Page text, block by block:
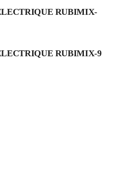
RUBIMIX-
RUBIMIX-9